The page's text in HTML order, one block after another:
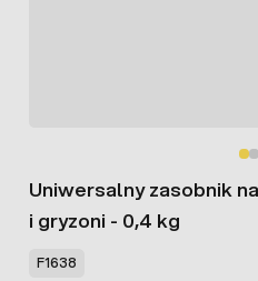
Uniwersalny zasobnik
i gryzoni - 0,4 kg
F1638